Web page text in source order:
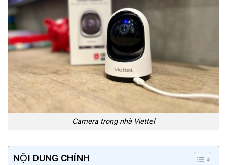
Camera trong nhà Viettel
NỘI DUNG CHÍNH